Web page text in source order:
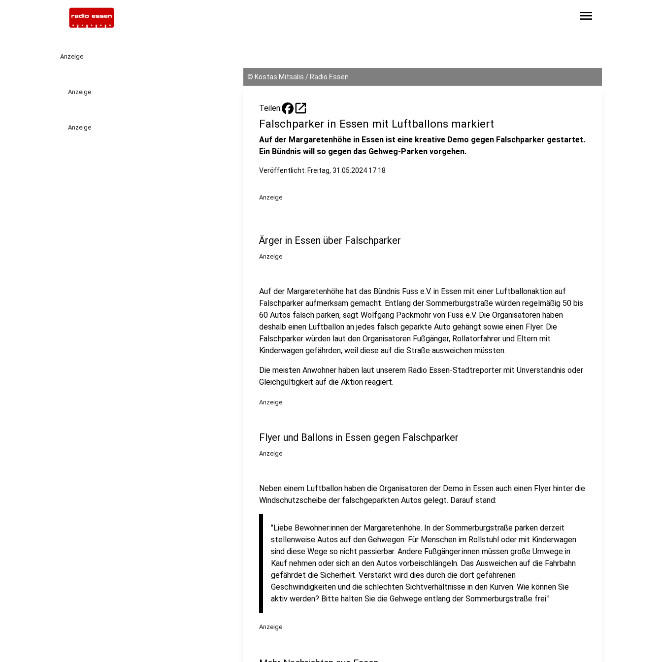
menu
Anzeige
Anzeige
Anzeige
© Kostas Mitsalis / Radio Essen
Teilen: open_in_new
Falschparker in Essen mit Luftballons markiert
Auf der Margaretenhöhe in Essen ist eine kreative Demo gegen Falschparker gestartet.
Ein Bündnis will so gegen das Gehweg-Parken vorgehen.
Veröffentlicht: Freitag, 31.05.2024 17:18
Anzeige
Ärger in Essen über Falschparker
Anzeige
Auf der Margaretenhöhe hat das Bündnis Fuss e.V. in Essen mit einer Luftballonaktion auf
Falschparker aufmerksam gemacht. Entlang der Sommerburgstraße würden regelmäßig 50 bis
60 Autos falsch parken, sagt Wolfgang Packmohr von Fuss e.V. Die Organisatoren haben
deshalb einen Luftballon an jedes falsch geparkte Auto gehängt sowie einen Flyer. Die
Falschparker würden laut den Organisatoren Fußgänger, Rollatorfahrer und Eltern mit
Kinderwagen gefährden, weil diese auf die Straße ausweichen müssten.
Die meisten Anwohner haben laut unserem Radio Essen-Stadtreporter mit Unverständnis oder
Gleichgültigkeit auf die Aktion reagiert.
Anzeige
Flyer und Ballons in Essen gegen Falschparker
Anzeige
Neben einem Luftballon haben die Organisatoren der Demo in Essen auch einen Flyer hinter die
Windschutzscheibe der falschgeparkten Autos gelegt. Darauf stand:
"Liebe Bewohner:innen der Margaretenhöhe. In der Sommerburgstraße parken derzeit
stellenweise Autos auf den Gehwegen. Für Menschen im Rollstuhl oder mit Kinderwagen
sind diese Wege so nicht passierbar. Andere Fußgänger:innen müssen große Umwege in
Kauf nehmen oder sich an den Autos vorbeischlängeln. Das Ausweichen auf die Fahrbahn
gefährdet die Sicherheit. Verstärkt wird dies durch die dort gefahrenen
Geschwindigkeiten und die schlechten Sichtverhältnisse in den Kurven. Wie können Sie
aktiv werden? Bitte halten Sie die Gehwege entlang der Sommerburgstraße frei."
Anzeige